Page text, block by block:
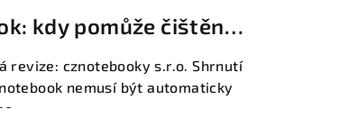
kdy pomůže čištění,
revize: cznotebooky s.r.o. Shrnutí
nemusí být automaticky